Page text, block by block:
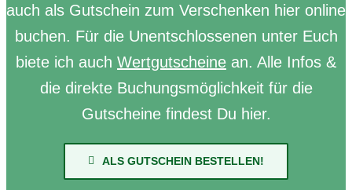
auch als Gutschein zum Verschenken hier online
buchen. Für die Unentschlossenen unter Euch
biete ich auch Wertgutscheine an. Alle Infos &
die direkte Buchungsmöglichkeit für die
Gutscheine findest Du hier.
ALS GUTSCHEIN BESTELLEN!